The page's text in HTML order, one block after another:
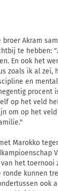
Akram
te hebben:
En ook het
zoals ik al zei,
en
procent
op het veld
om op het
Marokko
het toernooi
kunnen
ook